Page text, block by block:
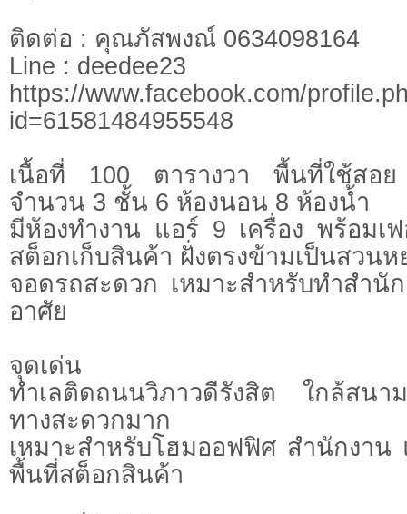
ติดต่อ : คุณภัสพงณ์ 0634098164
Line : deedee23
https://www.facebook.com/
id=61581484955548
เนื้อที่ 100 ตารางวา พื้นที่ใช้สอย
จำนวน 3 ชั้น 6 ห้องนอน 8 ห้องน้ำ
มีห้องทำงาน แอร์ 9 เครื่อง พร้อมเ
สต็อกเก็บสินค้า ฝั่งตรงข้ามเป็นสวนห
จอดรถสะดวก เหมาะสำหรับทำสำนั
อาศัย
จุดเด่น
ทำเลติดถนนวิภาวดีรังสิต ใกล้สนา
ทางสะดวกมาก
เหมาะสำหรับโฮมออฟฟิศ สำนักงาน
พื้นที่สต็อกสินค้า